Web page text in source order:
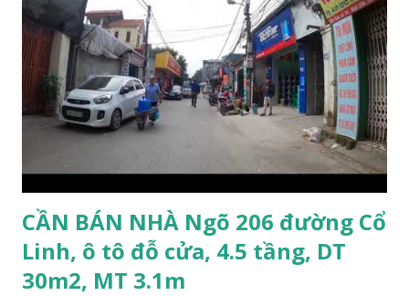
8m. Hướng: Đông, pháp lý: sổ đỏ chính chủ. Giá bán: 9.5 tỷ,
có thương lượng với khách thiện chí mua. Quý khách hàng
có nhu cầu mua đất 132m2 phố Ngọc Trì, Thạch Bàn. Vui
lòng liên hệ: Mr Nguyễn Thế Cường, Tel: 0984.999.007 –
0915.383.393. Miễn môi giới và Quảng cáo trực tuyến
CẦN BÁN NHÀ Ngõ 206 đường Cổ
Linh, ô tô đỗ cửa, 4.5 tầng, DT
30m2, MT 3.1m